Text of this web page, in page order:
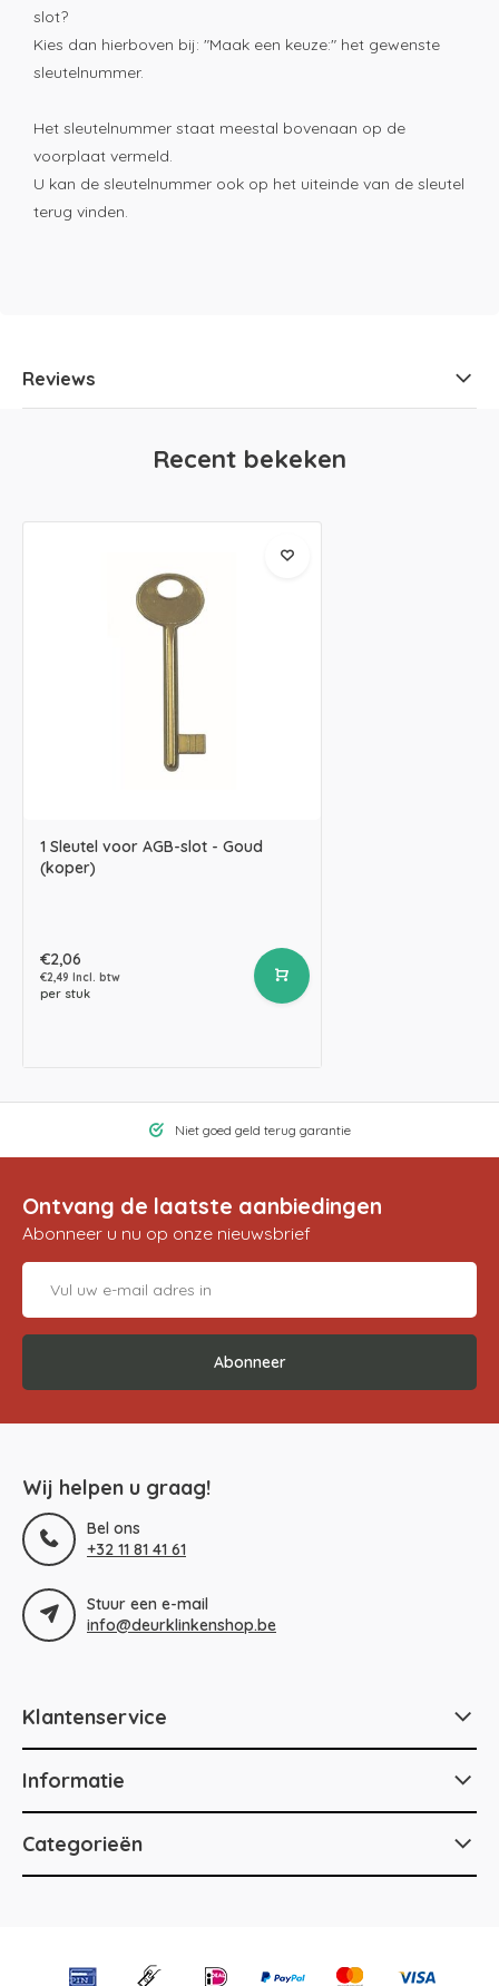
slot?
Kies dan hierboven bij: "Maak een keuze:" het gewenste
sleutelnummer.
Het sleutelnummer staat meestal bovenaan op de
voorplaat vermeld.
U kan de sleutelnummer ook op het uiteinde van de sleutel
terug vinden.
Reviews
Recent bekeken
1 Sleutel voor AGB-slot - Goud
(koper)
€2,06
€2,49 Incl. btw
per stuk
Niet goed geld terug garantie
Ontvang de laatste aanbiedingen
Abonneer u nu op onze nieuwsbrief
Abonneer
Wij helpen u graag!
Bel ons
+32 11 81 41 61
Stuur een e-mail
info@deurklinkenshop.be
Klantenservice
Informatie
Categorieën